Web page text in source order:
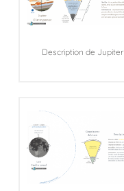
Description de Jupiter